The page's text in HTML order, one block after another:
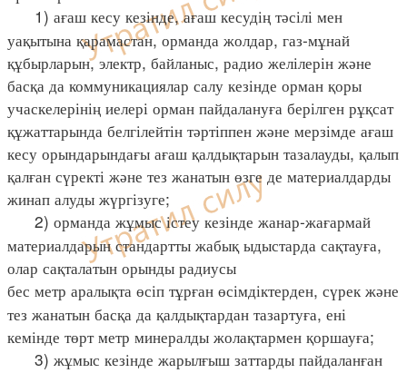
1) ағаш кесу кезінде, ағаш кесудің тәсілі мен
уақытына қарамастан, орманда жолдар, газ-мұнай
құбырларын, электр, байланыс, радио желілерін және
басқа да коммуникациялар салу кезінде орман қоры
учаскелерінің иелері орман пайдалануға берілген рұқсат
құжаттарында белгілейтін тәртіппен және мерзімде ағаш
кесу орындарындағы ағаш қалдықтарын тазалауды, қалып
қалған сүректі және тез жанатын өзге де материалдарды
жинап алуды жүргізуге;
2) орманда жұмыс істеу кезінде жанар-жағармай
материалдарын стандартты жабық ыдыстарда сақтауға,
олар сақталатын орынды радиусы
бес метр аралықта өсіп тұрған өсімдіктерден, сүрек және
тез жанатын басқа да қалдықтардан тазартуға, ені
кемінде төрт метр минералды жолақтармен қоршауға;
3) жұмыс кезінде жарылғыш заттарды пайдаланған